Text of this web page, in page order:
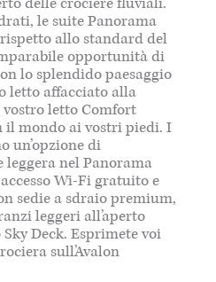
le suite Panorama
allo standard del
opportunità di
lo splendido paesaggio
letto affacciato alla
letto Comfort
il mondo ai vostri piedi. I
un’opzione di
nel Panorama
Wi-Fi gratuito e
sedie a sdraio premium,
leggeri all’aperto
Deck. Esprimete voi
sull’Avalon